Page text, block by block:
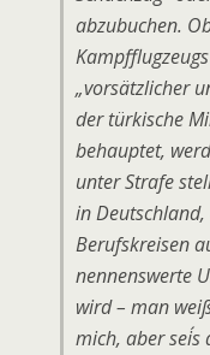
abzubuchen.
„vorsätzlicher
der türkische
behauptet,
unter Strafe
in
Berufskreisen
nennenswerte
wird – man
mich, aber